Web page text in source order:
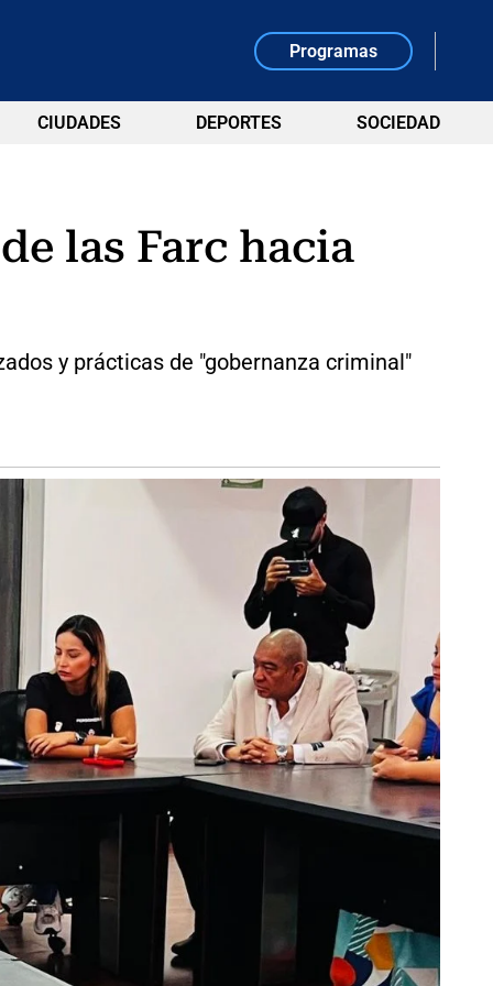
Programas
CIUDADES DEPORTES SOCIEDAD
las Farc hacia
y prácticas de "gobernanza criminal"